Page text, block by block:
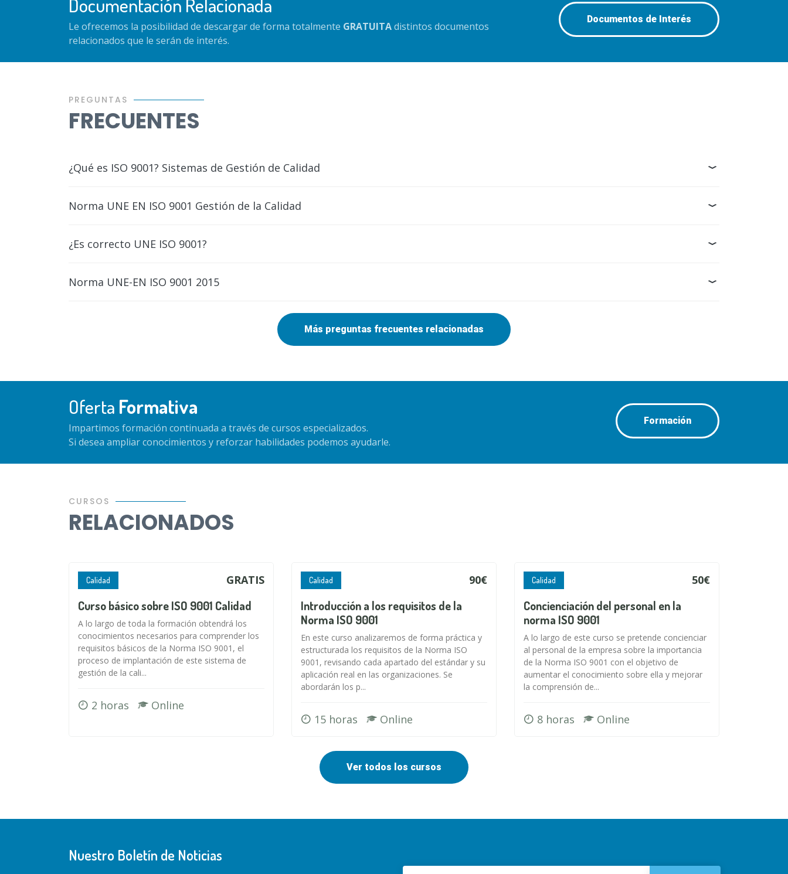
Le ofrecemos la posibilidad de descargar de forma totalmente GRATUITAdistintos documentos
relacionados que le serán de interés.
Documentos de Interés
PREGUNTAS
FRECUENTES
¿Qué es ISO 9001? Sistemas de Gestión de Calidad
Norma UNE EN ISO 9001 Gestión de la Calidad
¿Es correcto UNE ISO 9001?
Norma UNE-EN ISO 9001 2015
Más preguntas frecuentes relacionadas
Oferta Formativa
Impartimos formación continuada a través de cursos especializados.
Si desea ampliar conocimientos y reforzar habilidades podemos ayudarle.
Formación
CURSOS
RELACIONADOS
Calidad GRATIS
Curso básico sobre ISO 9001 Calidad
A lo largo de toda la formación obtendrá los
conocimientos necesarios para comprender los
requisitos básicos de la Norma ISO 9001, el
proceso de implantación de este sistema de
gestión de la cali...
2 horas Online
Calidad 90€
Introducción a los requisitos de la
Norma ISO 9001
En este curso analizaremos de forma práctica y
estructurada los requisitos de la Norma ISO
9001, revisando cada apartado del estándar y su
aplicación real en las organizaciones. Se
abordarán los p...
15 horas Online
Calidad 50€
Concienciación del personal en la
norma ISO 9001
A lo largo de este curso se pretende concienciar
al personal de la empresa sobre la importancia
de la Norma ISO 9001 con el objetivo de
aumentar el conocimiento sobre ella y mejorar
la comprensión de...
8 horas Online
Ver todos los cursos
Nuestro Boletín de Noticias